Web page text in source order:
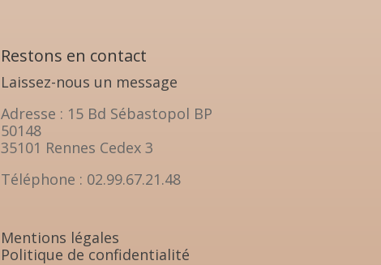
Restons en contact
Laissez-nous un message
Adresse : 15 Bd Sébastopol BP
50148
35101 Rennes Cedex 3
Téléphone : 02.99.67.21.48
Mentions légales
Politique de confidentialité